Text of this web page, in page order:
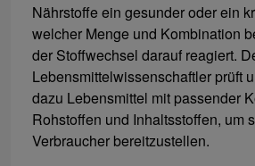
Nährstoffe ein gesunder oder ein
welcher Menge und Kombination
der Stoffwechsel darauf reagiert.
Lebensmittelwissenschaftler prüft
dazu Lebensmittel mit passender
Rohstoffen und Inhaltsstoffen, um
Verbraucher bereitzustellen.